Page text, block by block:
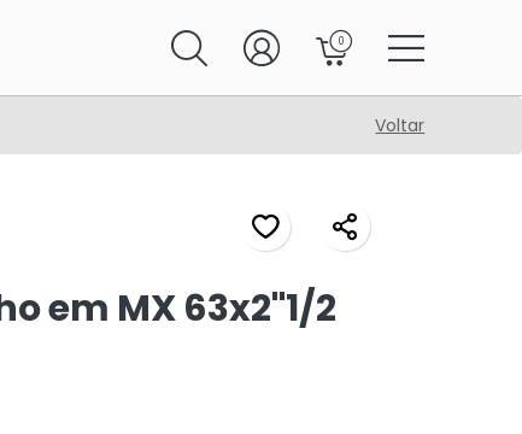
0
Voltar
em MX 63x2"1/2